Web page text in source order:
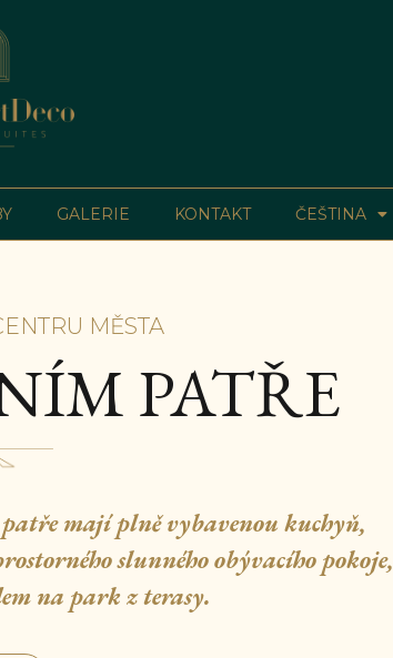
GALERIE KONTAKT ČEŠTINA
MĚSTA
PATŘE
mají plně vybavenou kuchyň,
slunného obývacího pokoje,
na park z terasy.